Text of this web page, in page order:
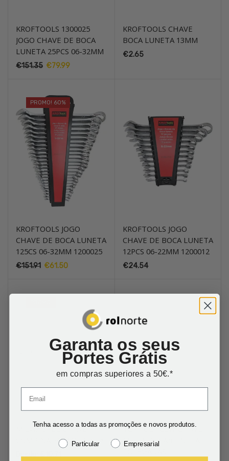
KROFTOOLS 1300025
JOGO CHAVE DE BOCA
LUNETA 25PCS 06-32MM
€151.35 O
era:
€151.35.
€79.99
é:
€79.99.
KROFTOOLS CHAVE
BOCA LUNETA 13MM
€2.65
PROMO! 60%
KROFTOOLS JOGO
CHAVE DE BOCA LUNETA
125CS 06-32MM 1200025
€151.91 O
€61.50
€61.50.
KROFTOOLS JOGO
CHAVE DE BOCA LUNETA
12PCS 06-22MM 1200012
€24.54
MILWAUKEE CHAVE
COMBINADA MAX BITE™
Desde:€10.71
TOPTUL ACEW CHAVE
MISTA BOCA/LUNETA
Garanta os seus
Portes Grátis
em compras superiores a 50€.*
Tenha acesso a todas as promoções e novos produtos.
Particular Empresarial